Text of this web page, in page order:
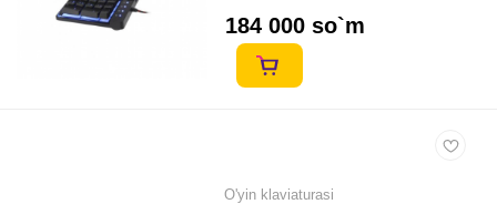
184 000 so`m
O'yin klaviaturasi